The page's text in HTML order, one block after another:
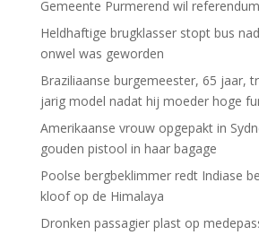
Gemeente Purmerend wil
Heldhaftige brugklasser stopt bus
onwel was geworden
Braziliaanse burgemeester, 65 jaar,
jarig model nadat hij moeder hoge
Amerikaanse vrouw opgepakt in
gouden pistool in haar bagage
Poolse bergbeklimmer redt Indiase
kloof op de Himalaya
Dronken passagier plast op